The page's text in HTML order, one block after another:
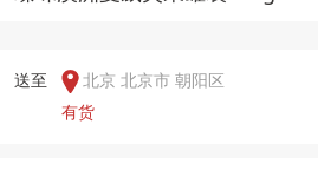
送至
北京 北京市 朝阳区
有货